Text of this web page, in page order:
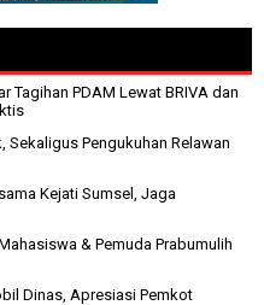
Tagihan PDAM Lewat BRIVA dan
Sekaligus Pengukuhan Relawan
Kejati Sumsel, Jaga
& Pemuda Prabumulih
Dinas, Apresiasi Pemkot